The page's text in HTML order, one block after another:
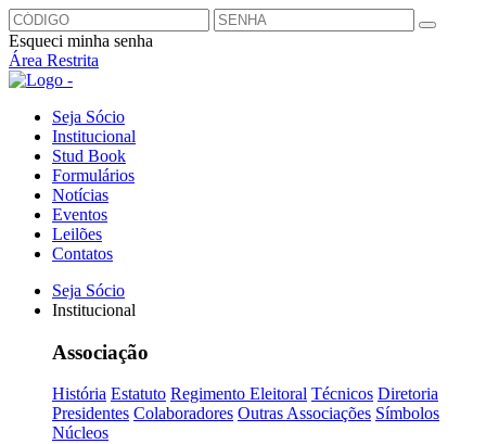
Esqueci minha senha
Área Restrita
Seja Sócio
Institucional
Stud Book
Formulários
Notícias
Eventos
Leilões
Contatos
Seja Sócio
Institucional
Associação
História Estatuto Regimento Eleitoral Técnicos Diretoria
Presidentes Colaboradores Outras Associações Símbolos
Núcleos